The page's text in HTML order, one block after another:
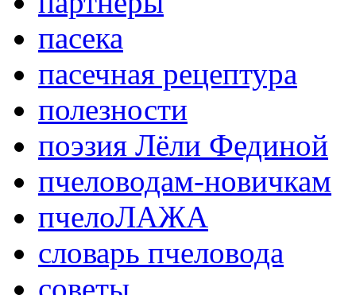
пасека
пасечная рецептура
полезности
поэзия Лёли Фединой
пчеловодам-новичкам
пчелоЛАЖА
словарь пчеловода
советы